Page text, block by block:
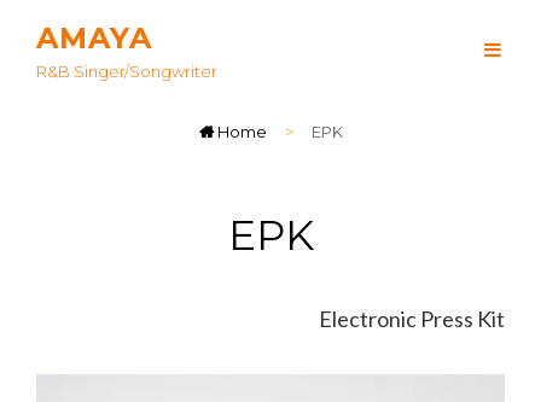
AMAYA
R&B Singer/songwriter
Home > EPK
EPK
Electronic Press Kit